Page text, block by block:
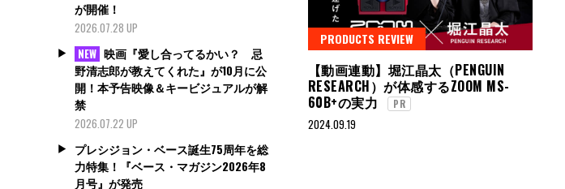
PRODUCTS REVIEW
【動画連動】堀江晶太（PENGUIN
RESEARCH）が体感するZOOM MS-
60B+の実力
PR
2024.09.19
が開催！
2026.07.28 UP
NEW 映画『愛し合ってるかい？ 忌
野清志郎が教えてくれた』が10月に公
開！本予告映像＆キービジュアルが解
禁
2026.07.22 UP
プレシジョン・ベース誕生75周年を総
力特集！『ベース・マガジン2026年8
月号』が発売